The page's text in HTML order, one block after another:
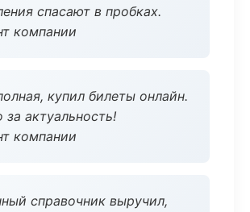
спасают в пробках.
компании
купил билеты онлайн.
за актуальность!
компании
справочник выручил,